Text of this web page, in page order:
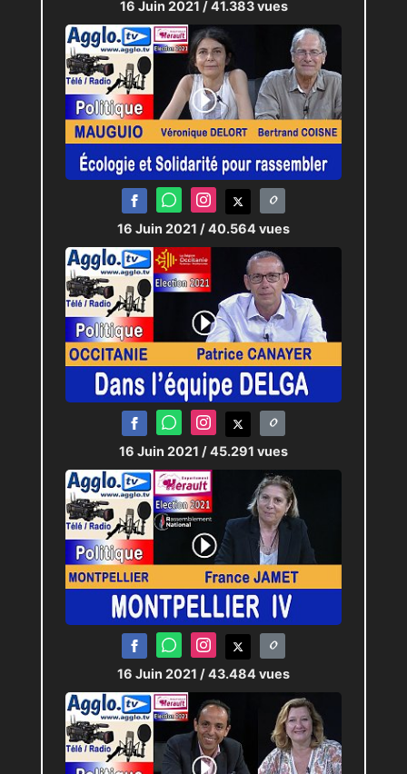
16 Juin 2021 / 41.383 vues
16 Juin 2021 / 40.564 vues
16 Juin 2021 / 45.291 vues
16 Juin 2021 / 43.484 vues